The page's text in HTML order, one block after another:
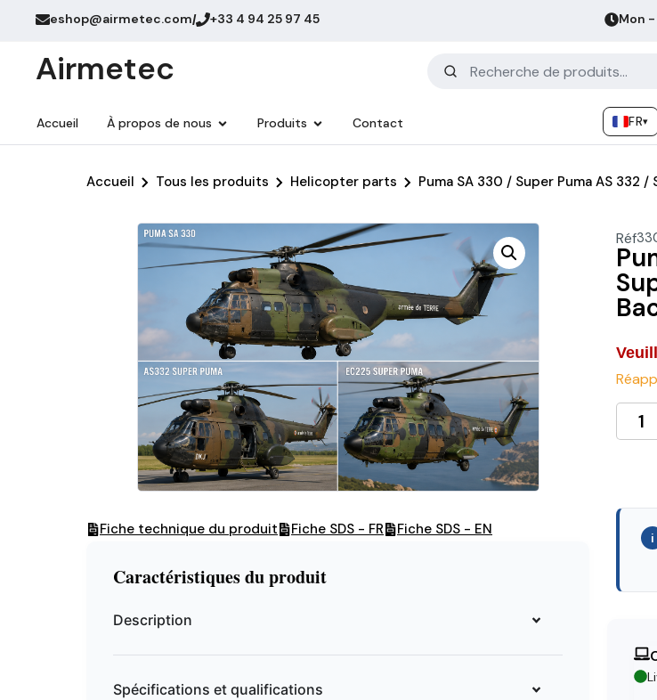
eshop@airmetec.com/ +33 4 94 25 97 45 Mon -
Airmetec
Accueil À propos de nous Produits Contact FR▾
Accueil Tous les produits Helicopter parts Puma SA 330 / Super Puma AS 332
Réf
i
Fiche technique du produit Fiche SDS - FR Fiche SDS - EN
Caractéristiques du produit
Description
Spécifications et qualifications